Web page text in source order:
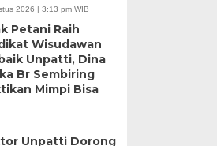
2026 | 3:13 pm WIB
Petani Raih
Wisudawan
Unpatti, Dina
Br Sembiring
Mimpi Bisa
Unpatti Dorong